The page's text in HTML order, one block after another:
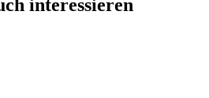
interessieren